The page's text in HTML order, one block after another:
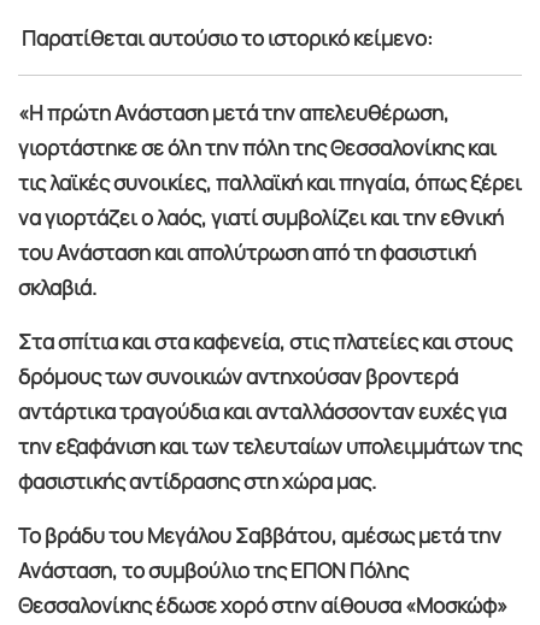
Παρατίθεται αυτούσιο το ιστορικό κείμενο:
«Η πρώτη Ανάσταση μετά την απελευθέρωση,
γιορτάστηκε σε όλη την πόλη της Θεσσαλονίκης και
τις λαϊκές συνοικίες, παλλαϊκή και πηγαία, όπως ξέρει
να γιορτάζει ο λαός, γιατί συμβολίζει και την εθνική
του Ανάσταση και απολύτρωση από τη φασιστική
σκλαβιά.
Στα σπίτια και στα καφενεία, στις πλατείες και στους
δρόμους των συνοικιών αντηχούσαν βροντερά
αντάρτικα τραγούδια και ανταλλάσσονταν ευχές για
την εξαφάνιση και των τελευταίων υπολειμμάτων της
φασιστικής αντίδρασης στη χώρα μας.
Το βράδυ του Μεγάλου Σαββάτου, αμέσως μετά την
Ανάσταση, το συμβούλιο της ΕΠΟΝ Πόλης
Θεσσαλονίκης έδωσε χορό στην αίθουσα «Μοσκώφ»